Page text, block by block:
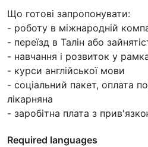
Що готові запропонувати:
- роботу в міжнародній
- переїзд в Талін або
- навчання і розвиток у
- курси англійської мови
- соціальний пакет, оплата
лікарняна
- заробітна плата з
Required languages